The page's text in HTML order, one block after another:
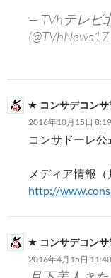
— TVhテレ
コンサデコンサ
2016年10月15日
コンサドーレ公
メディア情報（
http://
コンサデコンサ
2016年4月15日